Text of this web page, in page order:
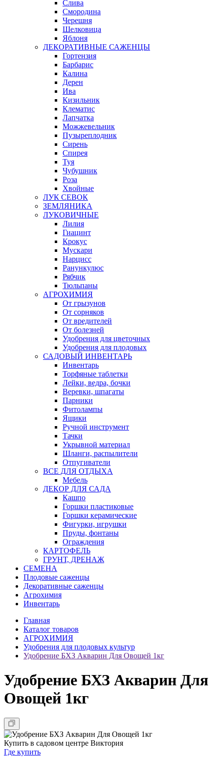
Слива
Смородина
Черешня
Шелковица
Яблоня
ДЕКОРАТИВНЫЕ САЖЕНЦЫ
Гортензия
Барбарис
Калина
Дерен
Ива
Кизильник
Клематис
Лапчатка
Можжевельник
Пузыреплодник
Сирень
Спирея
Туя
Чубушник
Роза
Хвойные
ЛУК СЕВОК
ЗЕМЛЯНИКА
ЛУКОВИЧНЫЕ
Лилия
Гиацинт
Крокус
Мускари
Нарцисс
Ранункулюс
Рябчик
Тюльпаны
АГРОХИМИЯ
От грызунов
От сорняков
От вредителей
От болезней
Удобрения для цветочных
Удобрения для плодовых
САДОВЫЙ ИНВЕНТАРЬ
Инвентарь
Торфяные таблетки
Лейки, ведра, бочки
Веревки, шпагаты
Парники
Фитолампы
Ящики
Ручной инструмент
Тачки
Укрывной материал
Шланги, распылители
Отпугиватели
ВСЕ ДЛЯ ОТДЫХА
Мебель
ДЕКОР ДЛЯ САДА
Кашпо
Горшки пластиковые
Горшки керамические
Фигурки, игрушки
Пруды, фонтаны
Ограждения
КАРТОФЕЛЬ
ГРУНТ, ДРЕНАЖ
СЕМЕНА
Плодовые саженцы
Декоративные саженцы
Агрохимия
Инвентарь
Главная
Каталог товаров
АГРОХИМИЯ
Удобрения для плодовых культур
Удобрение БХЗ Акварин Для Овощей 1кг
Удобрение БХЗ Акварин Для
Овощей 1кг
Купить в садовом центре Виктория
Где купить